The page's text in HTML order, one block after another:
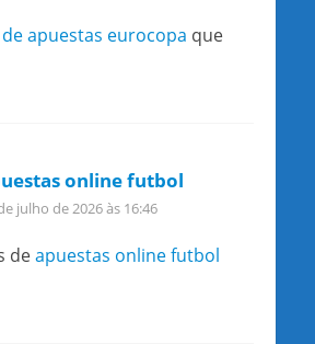
de apuestas eurocopa que
online futbol
julho de 2026 às 16:46
deapuestas online futbol